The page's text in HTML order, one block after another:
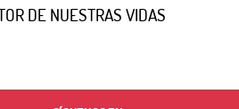
DE NUESTRAS VIDAS